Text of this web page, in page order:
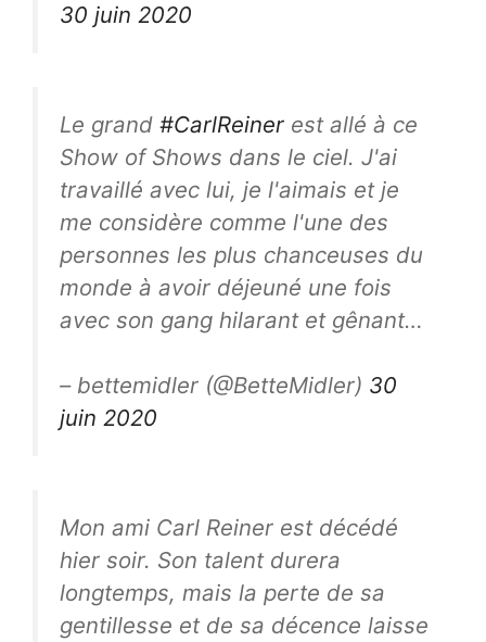
30 juin 2020
Le grand #CarlReiner est allé à ce
Show of Shows dans le ciel. J'ai
travaillé avec lui, je l'aimais et je
me considère comme l'une des
personnes les plus chanceuses du
monde à avoir déjeuné une fois
avec son gang hilarant et gênant…
– bettemidler (@BetteMidler) 30
juin 2020
Mon ami Carl Reiner est décédé
hier soir. Son talent durera
longtemps, mais la perte de sa
gentillesse et de sa décence laisse